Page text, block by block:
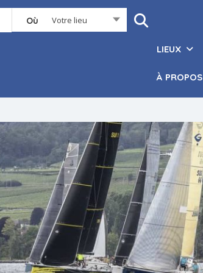
Où Votre lieu
LIEUX
À PROPOS